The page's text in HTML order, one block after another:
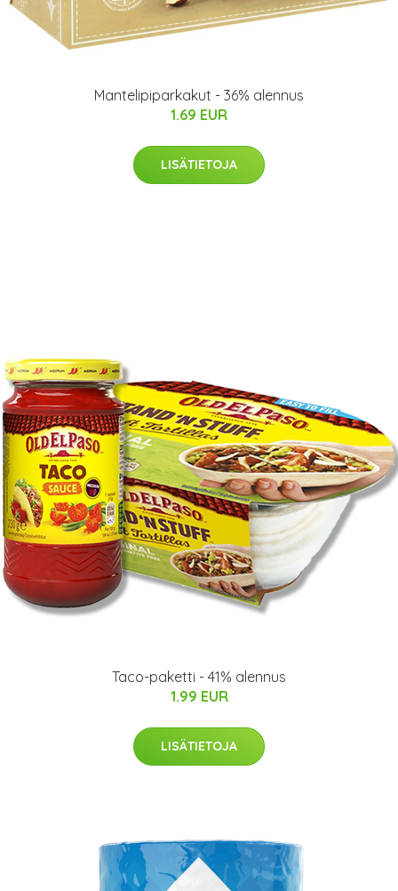
Mantelipiparkakut - 36% alennus
1.69 EUR
LISÄTIETOJA
Taco-paketti - 41% alennus
1.99 EUR
LISÄTIETOJA